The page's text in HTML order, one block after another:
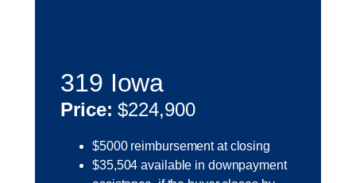
319 Iowa
Price: $224,900
$5000 reimbursement at closing
$35,504 available in downpayment